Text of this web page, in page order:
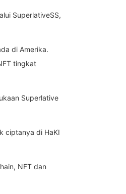
SuperlativeSS,
di Amerika.
tingkat
Superlative
ciptanya di HaKI
NFT dan